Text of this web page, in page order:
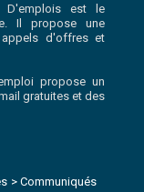
est le
Il propose une
d'offres et
propose un
gratuites et des
> Communiqués